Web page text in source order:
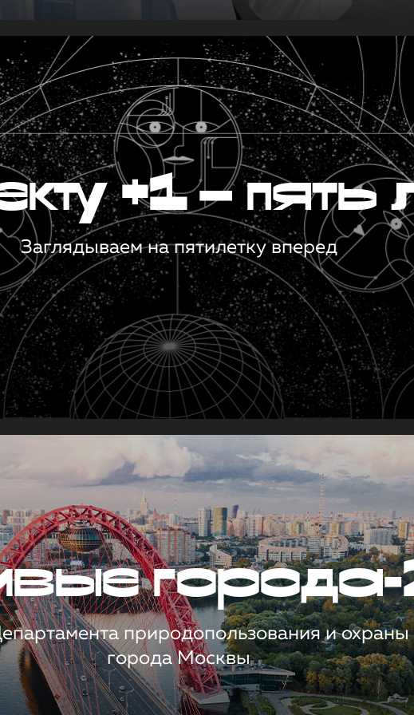
+1 — пять
Заглядываем на пятилетку вперед
природопользования и
города Москвы